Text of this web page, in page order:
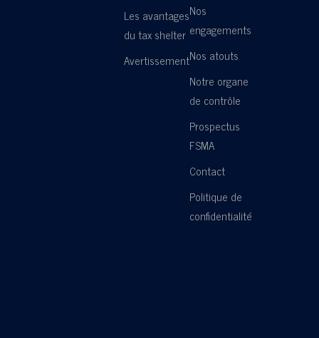
Les avantages
du tax shelter
Avertissement
Nos
engagements
Nos atouts
Notre organe
de contrôle
Prospectus
FSMA
Contact
Politique de
confidentialité